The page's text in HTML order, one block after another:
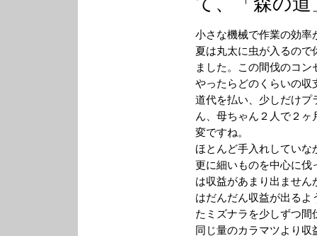
小さな機械で作業の効率
夏は丸太に虫が入るの
ました。この間伐のコ
やったらどのくらいの収
道代を払い、少しだけプ
ん、母ちゃん２人で２
変ですね。
ほとんど手入れしていな
更に細いものを中心に伐
は収益があまり出ませ
はだんだん収益が出る
たミズナラを少しずつ
同じ量のカラマツより収